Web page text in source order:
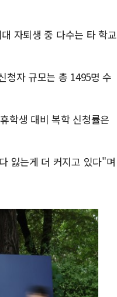
자퇴생 중 다수는 타 학교
청자 규모는 총 1495명 수
학생 대비 복학 신청률은
잃는게 더 커지고 있다"며